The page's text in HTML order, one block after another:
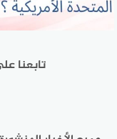
تابعنا